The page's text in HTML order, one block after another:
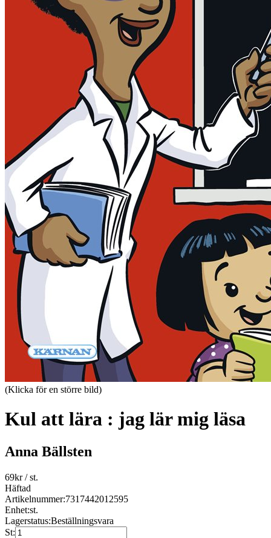
(Klicka för en större bild)
Kul att lära : jag lär mig läsa
Anna Bällsten
69kr/ st.
Häftad
Artikelnummer:7317442012595
Enhet:st.
Lagerstatus:Beställningsvara
St: